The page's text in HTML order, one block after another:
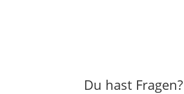
Du hast Fragen?